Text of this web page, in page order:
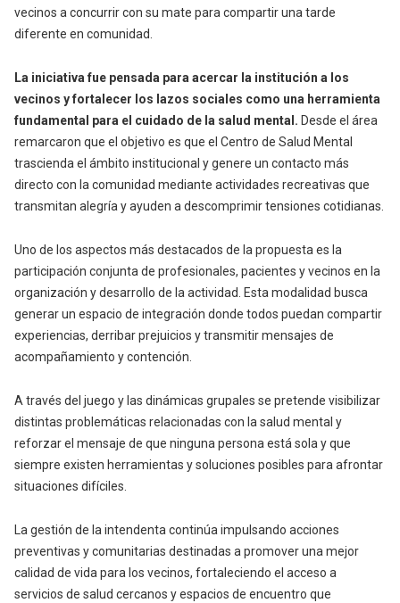
vecinos a concurrir con su mate para compartir una tarde
diferente en comunidad.
La iniciativa fue pensada para acercar la institución a los
vecinos y fortalecer los lazos sociales como una herramienta
fundamental para el cuidado de la salud mental. Desde el área
remarcaron que el objetivo es que el Centro de Salud Mental
trascienda el ámbito institucional y genere un contacto más
directo con la comunidad mediante actividades recreativas que
transmitan alegría y ayuden a descomprimir tensiones cotidianas.
Uno de los aspectos más destacados de la propuesta es la
participación conjunta de profesionales, pacientes y vecinos en la
organización y desarrollo de la actividad. Esta modalidad busca
generar un espacio de integración donde todos puedan compartir
experiencias, derribar prejuicios y transmitir mensajes de
acompañamiento y contención.
A través del juego y las dinámicas grupales se pretende visibilizar
distintas problemáticas relacionadas con la salud mental y
reforzar el mensaje de que ninguna persona está sola y que
siempre existen herramientas y soluciones posibles para afrontar
situaciones difíciles.
La gestión de la intendenta continúa impulsando acciones
preventivas y comunitarias destinadas a promover una mejor
calidad de vida para los vecinos, fortaleciendo el acceso a
servicios de salud cercanos y espacios de encuentro que